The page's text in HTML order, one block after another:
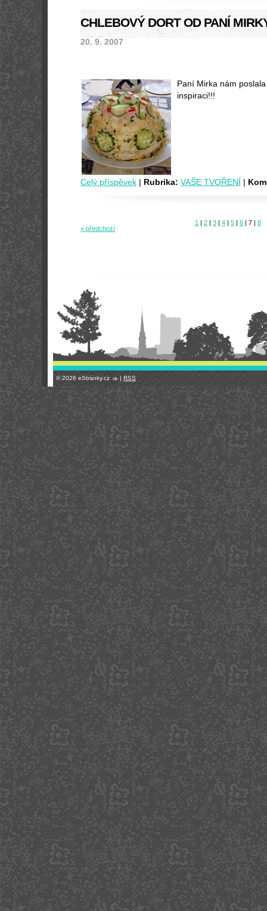
CHLEBOVÝ DORT OD PANÍ
20. 9. 2007
Paní Mirka nám
inspiraci!!!
Celý příspěvek | Rubrika: VAŠE TVOŘENÍ |
« předchozí
1 | 2 | 3 | 4 | 5 | 6 | 7 | 8
© 2026 eStránky.cz |RSS